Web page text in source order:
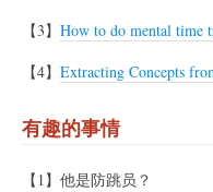
【3】 How to do mental time
【4】 Extracting Concepts
有趣的事情
【1】他是防跳员？